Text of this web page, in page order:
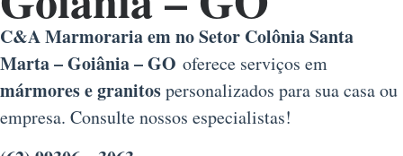
C&A Marmoraria em no Setor Colônia Santa
Marta – Goiânia – GO oferece serviços em
mármores e granitospersonalizados para sua casa ou
empresa. Consulte nossos especialistas!